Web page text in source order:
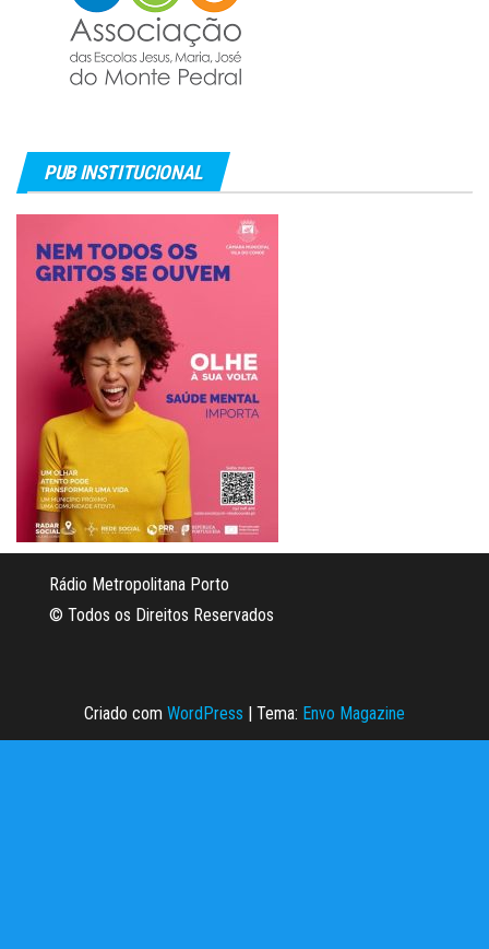
PUB INSTITUCIONAL
Rádio Metropolitana Porto
© Todos os Direitos Reservados
Criado com WordPress | Tema: Envo Magazine